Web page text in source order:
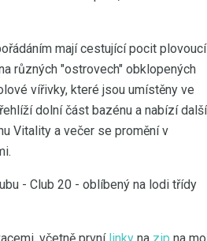
mají cestující pocit
různých "ostrovech" obklopených
vířivky, které jsou umístěny ve
dolní část bazénu a nabízí další
Vitality a večer se promění v
- Club 20 - oblíbený na lodi třídy